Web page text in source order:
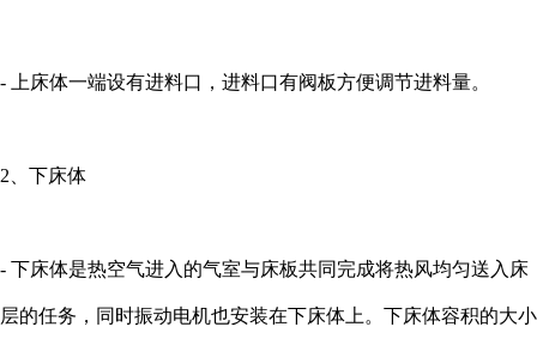
- 上床体一端设有进料口，进料口有阀板方便调节进料量。
2、下床体
- 下床体是热空气进入的气室与床板共同完成将热风均匀送入床
层的任务，同时振动电机也安装在下床体上。下床体容积的大小